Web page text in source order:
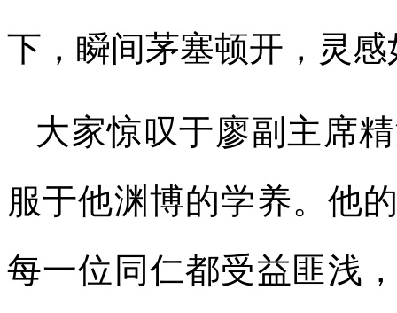
下，瞬间茅塞顿开，灵
大家惊叹于廖副主席
服于他渊博的学养。他
每一位同仁都受益匪浅